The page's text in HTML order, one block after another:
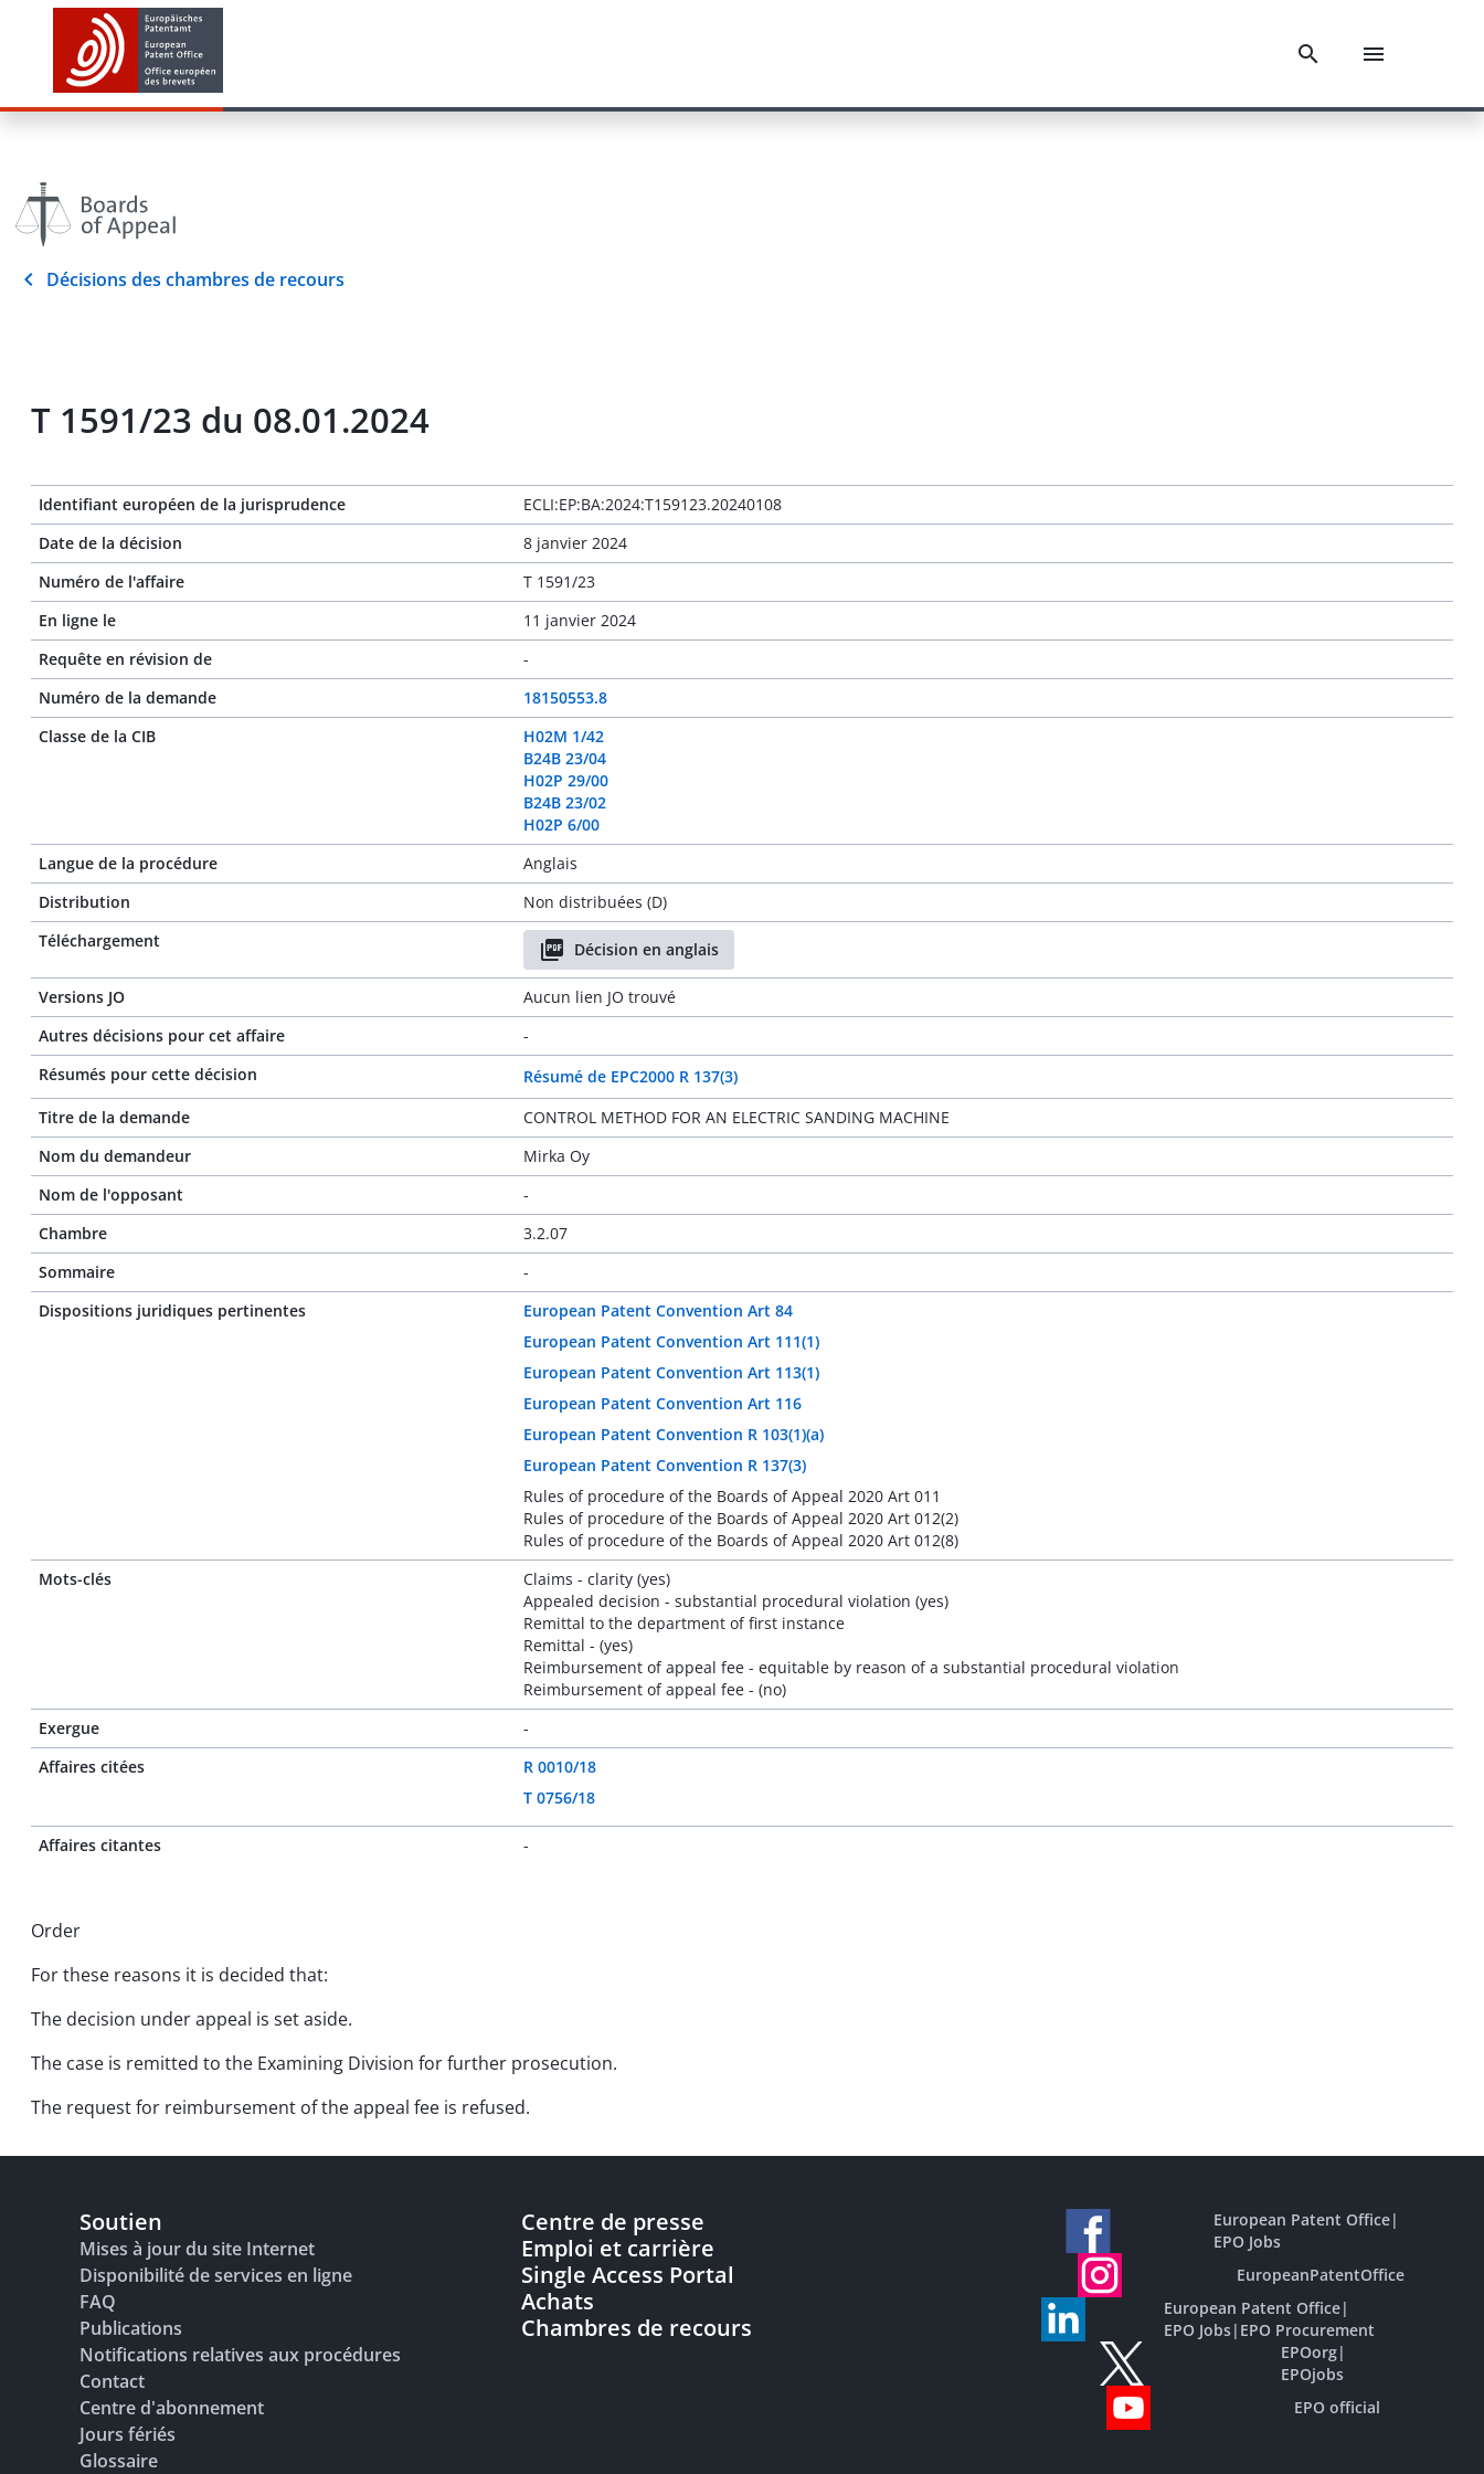
Décisions des chambres de recours
T 1591/23 du 08.01.2024
Identifiant européen de la jurisprudence
ECLI:EP:BA:2024:T159123.20240108
Date de la décision
8 janvier 2024
Numéro de l'affaire
T 1591/23
En ligne le
11 janvier 2024
Requête en révision de
-
Numéro de la demande
18150553.8
Classe de la CIB
H02M 1/42
B24B 23/04
H02P 29/00
B24B 23/02
H02P 6/00
Langue de la procédure
Anglais
Distribution
Non distribuées (D)
Téléchargement
Décision en anglais
Versions JO
Aucun lien JO trouvé
Autres décisions pour cet affaire
-
Résumés pour cette décision
Résumé de EPC2000 R 137(3)
Titre de la demande
CONTROL METHOD FOR AN ELECTRIC SANDING MACHINE
Nom du demandeur
Mirka Oy
Nom de l'opposant
-
Chambre
3.2.07
Sommaire
-
Dispositions juridiques pertinentes
European Patent Convention Art 84
European Patent Convention Art 111(1)
European Patent Convention Art 113(1)
European Patent Convention Art 116
European Patent Convention R 103(1)(a)
European Patent Convention R 137(3)
Rules of procedure of the Boards of Appeal 2020 Art 011
Rules of procedure of the Boards of Appeal 2020 Art 012(2)
Rules of procedure of the Boards of Appeal 2020 Art 012(8)
Mots-clés
Claims - clarity (yes)
Appealed decision - substantial procedural violation (yes)
Remittal to the department of first instance
Remittal - (yes)
Reimbursement of appeal fee - equitable by reason of a substantial procedural violation
Reimbursement of appeal fee - (no)
Exergue
-
Affaires citées
R 0010/18
T 0756/18
Affaires citantes -
Order
For these reasons it is decided that:
The decision under appeal is set aside.
The case is remitted to the Examining Division for further prosecution.
The request for reimbursement of the appeal fee is refused.
Soutien
Mises à jour du site Internet
Disponibilité de services en ligne
FAQ
Publications
Notifications relatives aux procédures
Contact
Centre d'abonnement
Jours fériés
Glossaire
Centre de presse
Emploi et carrière
Single Access Portal
Achats
Chambres de recours
European Patent Office|
EPO Jobs
EuropeanPatentOffice
European Patent Office|
EPO Jobs| EPO Procurement
EPOorg|
EPOjobs
EPO official